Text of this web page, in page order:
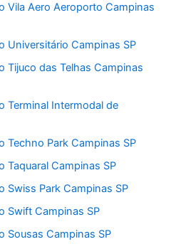
Vila Aero Aeroporto Campinas
Universitário Campinas SP
Tijuco das Telhas Campinas
Terminal Intermodal de
Techno Park Campinas SP
Taquaral Campinas SP
Swiss Park Campinas SP
Swift Campinas SP
Sousas Campinas SP